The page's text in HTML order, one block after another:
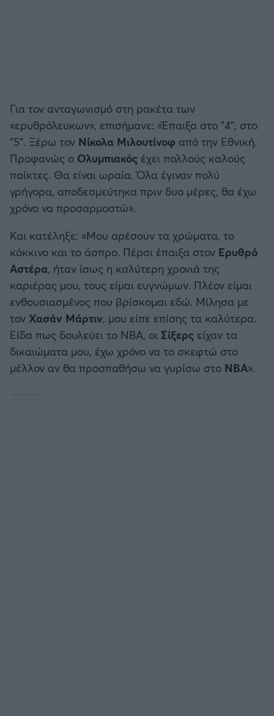
Για τον ανταγωνισμό στη ρακέτα των
«ερυθρόλευκων», επισήμανε: «Έπαιξα στο "4", στο
"5". Ξέρω τον Νίκολα Μιλουτίνοφ από την Εθνική.
Προφανώς ο Ολυμπιακός έχει πολλούς καλούς
παίκτες. Θα είναι ωραία. Όλα έγιναν πολύ
γρήγορα, αποδεσμεύτηκα πριν δυο μέρες, θα έχω
χρόνο να προσαρμοστώ».
Και κατέληξε: «Μου αρέσουν τα χρώματα, το
κόκκινο και το άσπρο. Πέρσι έπαιξα στον Ερυθρό
Αστέρα, ήταν ίσως η καλύτερη χρονιά της
καριέρας μου, τους είμαι ευγνώμων. Πλέον είμαι
ενθουσιασμένος που βρίσκομαι εδώ. Μίλησα με
τον Χασάν Μάρτιν, μου είπε επίσης τα καλύτερα.
Είδα πως δουλεύει το ΝΒΑ, οι Σίξερς είχαν τα
δικαιώματα μου, έχω χρόνο να το σκεφτώ στο
μέλλον αν θα προσπαθήσω να γυρίσω στο ΝΒΑ».